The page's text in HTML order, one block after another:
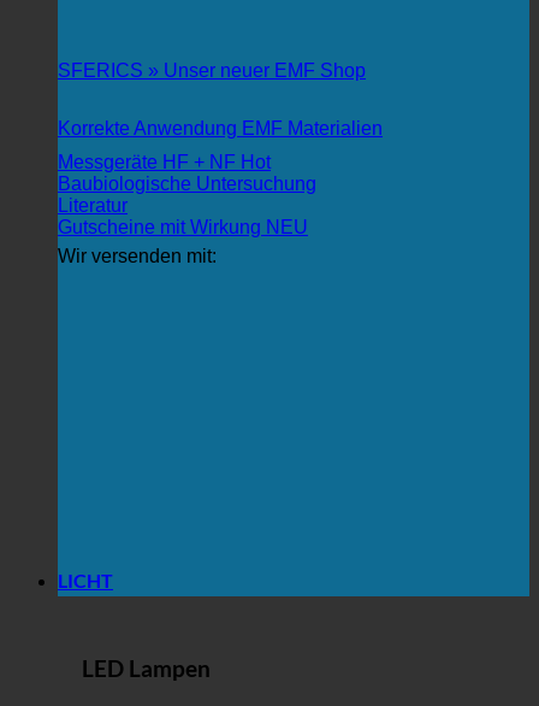
SFERICS » Unser neuer EMF Shop
Korrekte Anwendung EMF Materialien
Messgeräte HF + NF
Baubiologische Untersuchung
Literatur
Gutscheine mit Wirkung
Wir versenden mit:
LICHT
LED Lampen